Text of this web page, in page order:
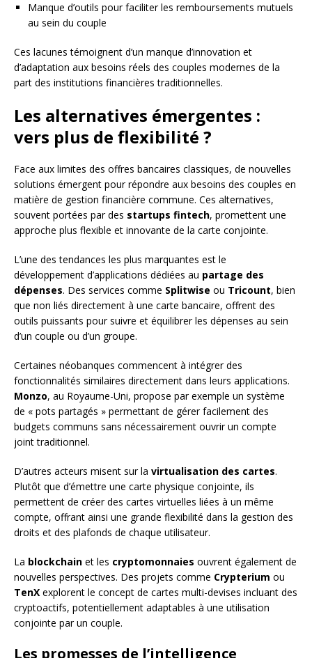
Manque d’outils pour faciliter les remboursements mutuels
au sein du couple
Ces lacunes témoignent d’un manque d’innovation et
d’adaptation aux besoins réels des couples modernes de la
part des institutions financières traditionnelles.
Les alternatives émergentes :
vers plus de flexibilité ?
Face aux limites des offres bancaires classiques, de nouvelles
solutions émergent pour répondre aux besoins des couples en
matière de gestion financière commune. Ces alternatives,
souvent portées par des startups fintech, promettent une
approche plus flexible et innovante de la carte conjointe.
L’une des tendances les plus marquantes est le
développement d’applications dédiées au partage des
dépenses. Des services comme Splitwise ou Tricount, bien
que non liés directement à une carte bancaire, offrent des
outils puissants pour suivre et équilibrer les dépenses au sein
d’un couple ou d’un groupe.
Certaines néobanques commencent à intégrer des
fonctionnalités similaires directement dans leurs applications.
Monzo, au Royaume-Uni, propose par exemple un système
de « pots partagés » permettant de gérer facilement des
budgets communs sans nécessairement ouvrir un compte
joint traditionnel.
D’autres acteurs misent sur la virtualisation des cartes.
Plutôt que d’émettre une carte physique conjointe, ils
permettent de créer des cartes virtuelles liées à un même
compte, offrant ainsi une grande flexibilité dans la gestion des
droits et des plafonds de chaque utilisateur.
La blockchain et les cryptomonnaies ouvrent également de
nouvelles perspectives. Des projets comme Crypterium ou
TenX explorent le concept de cartes multi-devises incluant des
cryptoactifs, potentiellement adaptables à une utilisation
conjointe par un couple.
Les promesses de l’intelligence